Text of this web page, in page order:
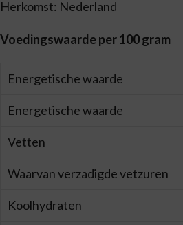
Herkomst: Nederland
Voedingswaarde per 100 gram
Energetische waarde
Energetische waarde
Vetten
Waarvan verzadigde vetzuren
Koolhydraten